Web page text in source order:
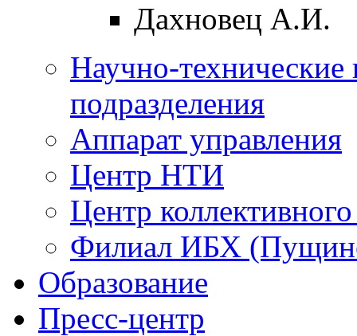
Дахновец А.И.
Научно-технические
подразделения
Аппарат управления
Центр НТИ
Центр
Филиал ИБХ
Образование
Пресс-центр